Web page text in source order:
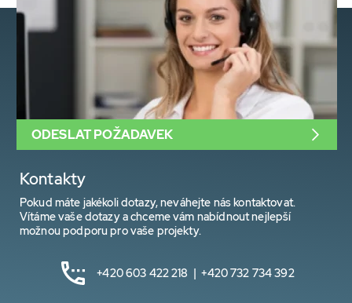
Kontakty
Pokud máte jakékoli dotazy, neváhejte nás kontaktovat.
Vítáme vaše dotazy a chceme vám nabídnout nejlepší
možnou podporu pro vaše projekty.
+420 603 422 218 | +420 732 734 392
ODESLAT POŽADAVEK